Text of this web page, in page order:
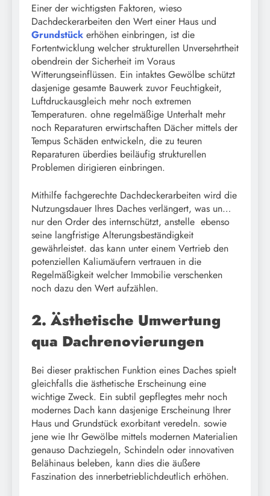
Einer der wichtigsten Faktoren, wieso
Dachdeckerarbeiten den Wert einer Haus und
Grundstück erhöhen einbringen, ist die
Fortentwicklung welcher strukturellen Unversehrtheit
obendrein der Sicherheit im Voraus
Witterungseinflüssen. Ein intaktes Gewölbe schützt
dasjenige gesamte Bauwerk zuvor Feuchtigkeit,
Luftdruckausgleich mehr noch extremen
Temperaturen. ohne regelmäßige Unterhalt mehr
noch Reparaturen erwirtschaften Dächer mittels der
Tempus Schäden entwickeln, die zu teuren
Reparaturen überdies beiläufig strukturellen
Problemen dirigieren einbringen.
Mithilfe fachgerechte Dachdeckerarbeiten wird die
Nutzungsdauer Ihres Daches verlängert, was un…
nur den Order des internschützt, anstelle ebenso
seine langfristige Alterungsbeständigkeit
gewährleistet. das kann unter einem Vertrieb den
potenziellen Kaliumäufern vertrauen in die
Regelmäßigkeit welcher Immobilie verschenken
noch dazu den Wert aufzählen.
2. Ästhetische Umwertung
qua Dachrenovierungen
Bei dieser praktischen Funktion eines Daches spielt
gleichfalls die ästhetische Erscheinung eine
wichtige Zweck. Ein subtil gepflegtes mehr noch
modernes Dach kann dasjenige Erscheinung Ihrer
Haus und Grundstück exorbitant veredeln. sowie
jene wie Ihr Gewölbe mittels modernen Materialien
genauso Dachziegeln, Schindeln oder innovativen
Belähinaus beleben, kann dies die äußere
Faszination des innerbetrieblichdeutlich erhöhen.